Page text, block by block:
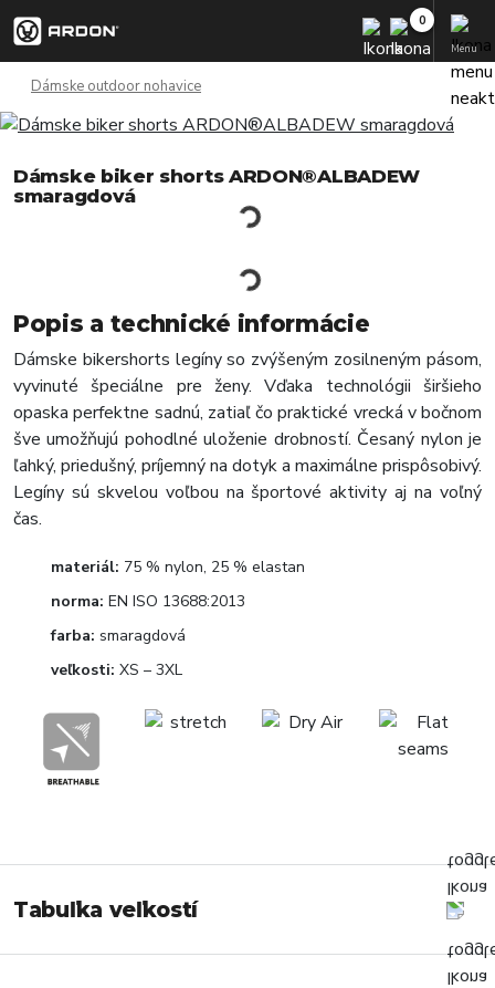
Menu
Dámske outdoor nohavice
Dámske biker shorts ARDON®ALBADEW
smaragdová
Popis a technické informácie
Dámske bikershorts legíny so zvýšeným zosilneným pásom,
vyvinuté špeciálne pre ženy. Vďaka technológii širšieho
opaska perfektne sadnú, zatiaľ čo praktické vrecká v bočnom
šve umožňujú pohodlné uloženie drobností. Česaný nylon je
ľahký, priedušný, príjemný na dotyk a maximálne prispôsobivý.
Legíny sú skvelou voľbou na športové aktivity aj na voľný
čas.
materiál: 75 % nylon, 25 % elastan
norma: EN ISO 13688:2013
farba: smaragdová
veľkosti: XS – 3XL
Tabuľka veľkostí